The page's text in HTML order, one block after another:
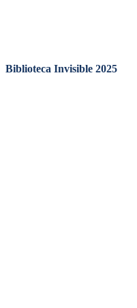
Biblioteca Invisible 2025